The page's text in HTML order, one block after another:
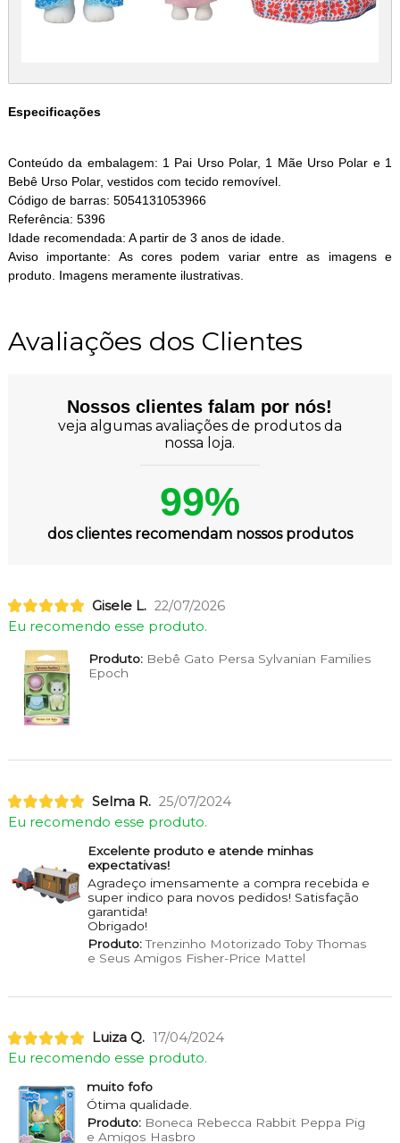
Especificações
Conteúdo da embalagem: 1 Pai Urso Polar, 1 Mãe Urso Polar e 1
Bebê Urso Polar, vestidos com tecido removível.
Código de barras: 5054131053966
Referência: 5396
Idade recomendada: A partir de 3 anos de idade.
Aviso importante: As cores podem variar entre as imagens e
produto. Imagens meramente ilustrativas.
Avaliações dos Clientes
Nossos clientes falam por nós!
veja algumas avaliações de produtos da
nossa loja.
99%
dos clientes recomendam nossos produtos
Gisele L. 22/07/2026
Eu recomendo esse produto.
Produto:Bebê Gato Persa Sylvanian Families
Epoch
Selma R. 25/07/2024
Eu recomendo esse produto.
Excelente produto e atende minhas
expectativas!
Agradeço imensamente a compra recebida e
super indico para novos pedidos! Satisfação
garantida!
Obrigado!
Produto:Trenzinho Motorizado Toby Thomas
e Seus Amigos Fisher-Price Mattel
Luiza Q. 17/04/2024
Eu recomendo esse produto.
muito fofo
Ótima qualidade.
Produto:Boneca Rebecca Rabbit Peppa Pig
e Amigos Hasbro